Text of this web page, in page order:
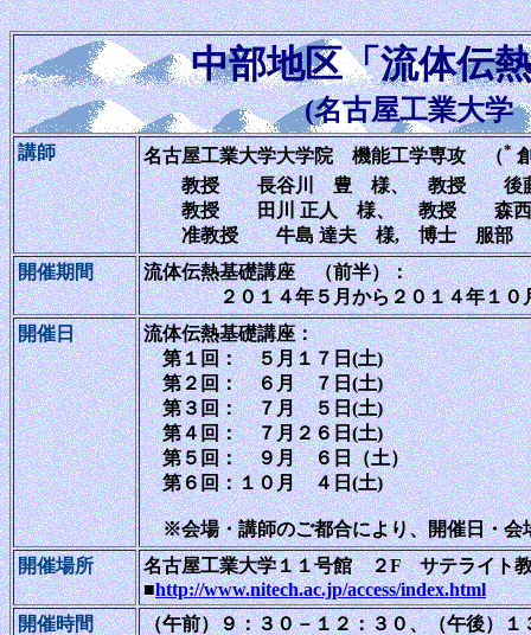
中部地区「流体伝
(名古屋工業大
講師 名古屋工業大学大学院 機能工学専攻 （*
教授 長谷川 豊 様、 教授 後藤
教授 田川 正人 様、 教授 森西
准教授 牛島 達夫 様, 博士 服部
開催期間
流体伝熱基礎講座 （前半）：
２０１４年５月から２０１４年１０月
開催日
流体伝熱基礎講座：
第１回： ５月１７日(土)
第２回： ６月 ７日(土)
第３回： ７月 ５日(土)
第４回： ７月２６日(土)
第５回： ９月 ６日（土）
第６回：１０月 ４日(土)
※会場・講師のご都合により、開催日・会
開催場所
名古屋工業大学１１号館 ２F サテライト
■http://www.nitech.ac.jp/access/index.html
開催時間
（午前）９：３０－１２：３０、（午後）１